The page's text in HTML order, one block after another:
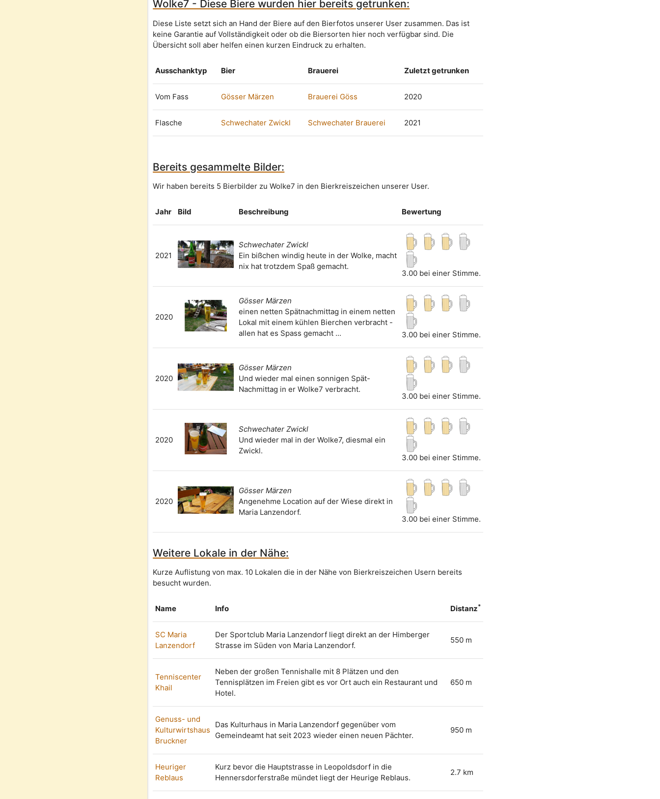
Wolke7 - Diese Biere wurden hier bereits getrunken:
Diese Liste setzt sich an Hand der Biere auf den Bierfotos unserer User zusammen. Das ist
keine Garantie auf Vollständigkeit oder ob die Biersorten hier noch verfügbar sind. Die
Übersicht soll aber helfen einen kurzen Eindruck zu erhalten.
Ausschanktyp Bier Brauerei Zuletzt getrunken
Vom Fass Gösser Märzen Brauerei Göss 2020
Flasche Schwechater Zwickl Schwechater Brauerei 2021
Bereits gesammelte Bilder:
Wir haben bereits 5 Bierbilder zu Wolke7 in den Bierkreiszeichen unserer User.
Jahr Bild Beschreibung Bewertung
2021
Schwechater Zwickl
Ein bißchen windig heute in der Wolke, macht
nix hat trotzdem Spaß gemacht.
3.00 bei einer Stimme.
2020
Gösser Märzen
einen netten Spätnachmittag in einem netten
Lokal mit einem kühlen Bierchen verbracht -
allen hat es Spass gemacht ...
3.00 bei einer Stimme.
2020
Gösser Märzen
Und wieder mal einen sonnigen Spät-
Nachmittag in er Wolke7 verbracht.
3.00 bei einer Stimme.
2020
Schwechater Zwickl
Und wieder mal in der Wolke7, diesmal ein
Zwickl.
3.00 bei einer Stimme.
2020
Gösser Märzen
Angenehme Location auf der Wiese direkt in
Maria Lanzendorf.
3.00 bei einer Stimme.
Weitere Lokale in der Nähe:
Kurze Auflistung von max. 10 Lokalen die in der Nähe von Bierkreiszeichen Usern bereits
besucht wurden.
Name Info Distanz*
SC Maria
Lanzendorf
Der Sportclub Maria Lanzendorf liegt direkt an der Himberger
Strasse im Süden von Maria Lanzendorf.
550 m
Tenniscenter
Khail
Neben der großen Tennishalle mit 8 Plätzen und den
Tennisplätzen im Freien gibt es vor Ort auch ein Restaurant und
Hotel.
650 m
Genuss- und
Kulturwirtshaus
Bruckner
Das Kulturhaus in Maria Lanzendorf gegenüber vom
Gemeindeamt hat seit 2023 wieder einen neuen Pächter.
950 m
Heuriger
Reblaus
Kurz bevor die Hauptstrasse in Leopoldsdorf in die
Hennersdorferstraße mündet liegt der Heurige Reblaus.
2.7 km